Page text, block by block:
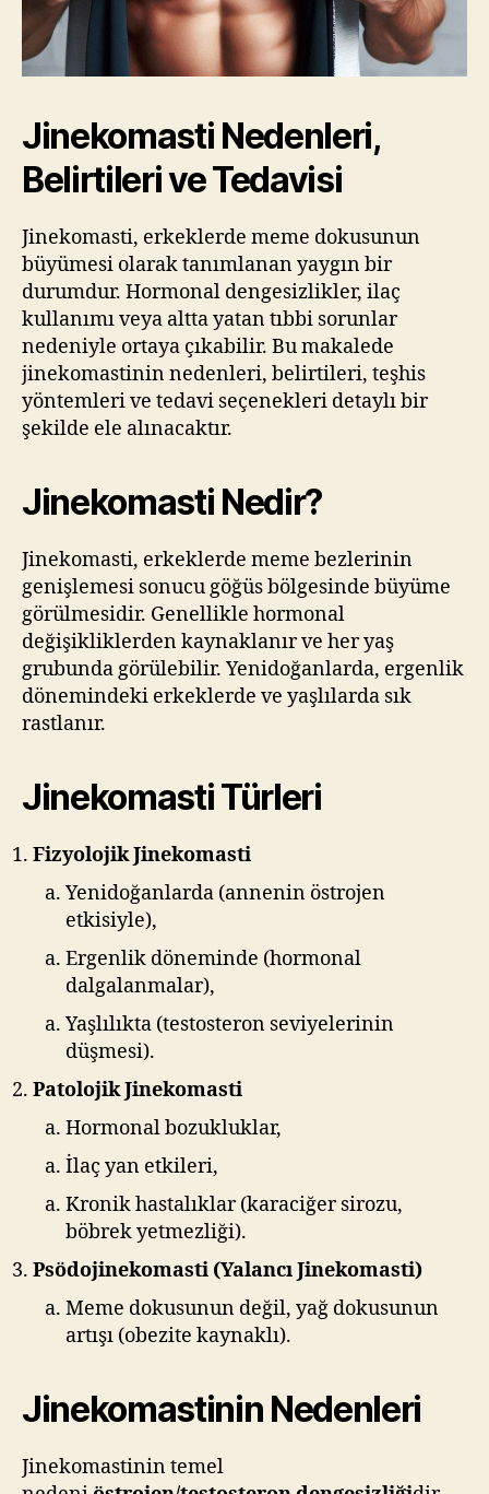
Jinekomasti Nedenleri,
Belirtileri ve Tedavisi
Jinekomasti, erkeklerde meme dokusunun
büyümesi olarak tanımlanan yaygın bir
durumdur. Hormonal dengesizlikler, ilaç
kullanımı veya altta yatan tıbbi sorunlar
nedeniyle ortaya çıkabilir. Bu makalede
jinekomastinin nedenleri, belirtileri, teşhis
yöntemleri ve tedavi seçenekleri detaylı bir
şekilde ele alınacaktır.
Jinekomasti Nedir?
Jinekomasti, erkeklerde meme bezlerinin
genişlemesi sonucu göğüs bölgesinde büyüme
görülmesidir. Genellikle hormonal
değişikliklerden kaynaklanır ve her yaş
grubunda görülebilir. Yenidoğanlarda, ergenlik
dönemindeki erkeklerde ve yaşlılarda sık
rastlanır.
Jinekomasti Türleri
Fizyolojik Jinekomasti
Yenidoğanlarda (annenin östrojen
etkisiyle),
Ergenlik döneminde (hormonal
dalgalanmalar),
Yaşlılıkta (testosteron seviyelerinin
düşmesi).
Patolojik Jinekomasti
Hormonal bozukluklar,
İlaç yan etkileri,
Kronik hastalıklar (karaciğer sirozu,
böbrek yetmezliği).
Psödojinekomasti (Yalancı Jinekomasti)
Meme dokusunun değil, yağ dokusunun
artışı (obezite kaynaklı).
Jinekomastinin Nedenleri
Jinekomastinin temel